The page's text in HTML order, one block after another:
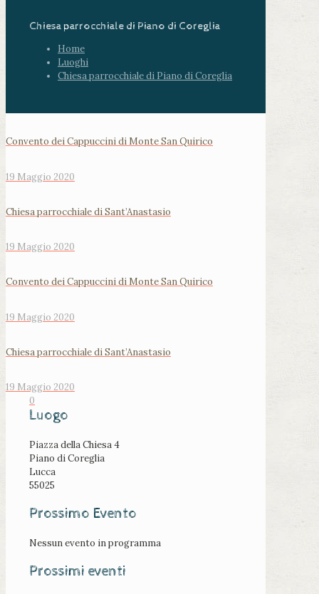
Chiesa parrocchiale di Piano di Coreglia
Home
Luoghi
Chiesa parrocchiale di Piano di Coreglia
Convento dei Cappuccini di Monte San Quirico
19 Maggio 2020
Chiesa parrocchiale di Sant’Anastasio
19 Maggio 2020
Convento dei Cappuccini di Monte San Quirico
19 Maggio 2020
Chiesa parrocchiale di Sant’Anastasio
19 Maggio 2020
0
Luogo
Piazza della Chiesa 4
Piano di Coreglia
Lucca
55025
Prossimo Evento
Nessun evento in programma
Prossimi eventi